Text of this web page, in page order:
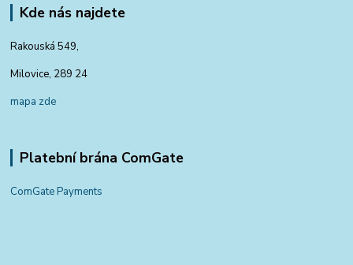
Kde nás najdete
Rakouská 549,
Milovice, 289 24
mapa zde
Platební brána ComGate
ComGate Payments